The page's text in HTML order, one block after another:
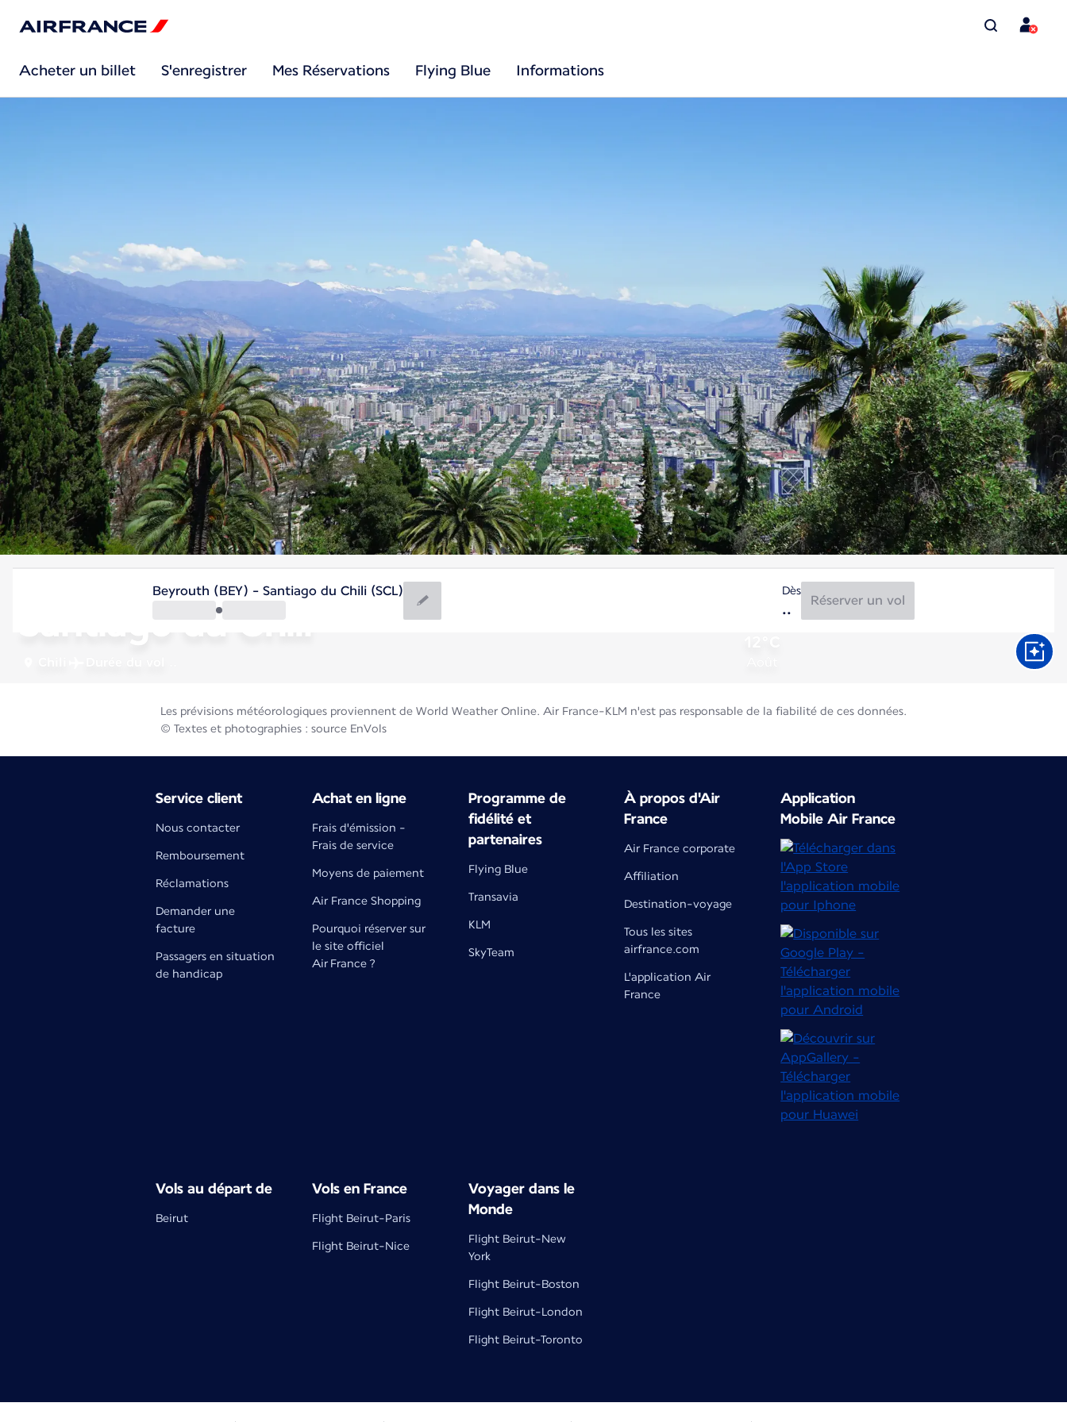
Acheter un billet S'enregistrer Mes Réservations Flying Blue Informations
Santiago du Chili
Beyrouth (BEY) - Santiago du Chili (SCL) Dès
Réserver un vol
Les prévisions météorologiques proviennent de World Weather Online. Air France-KLM n'est pas responsable de la fiabilité de ces données.
© Textes et photographies : source EnVols
Service client
Nous contacter
Remboursement
Réclamations
Demander une
facture
Passagers en situation
de handicap
Achat en ligne
Frais d'émission -
Frais de service
Moyens de paiement
Air France Shopping
Pourquoi réserver sur
le site officiel
Air France ?
Programme de
fidélité et
partenaires
Flying Blue
Transavia
KLM
SkyTeam
À propos d'Air
France
Air France corporate
Affiliation
Destination-voyage
Tous les sites
airfrance.com
L'application Air
France
Application
Mobile Air France
Vols au départ de
Beirut
Vols en France
Flight Beirut-Paris
Flight Beirut-Nice
Voyager dans le
Monde
Flight Beirut-New
York
Flight Beirut-Boston
Flight Beirut-London
Flight Beirut-Toronto